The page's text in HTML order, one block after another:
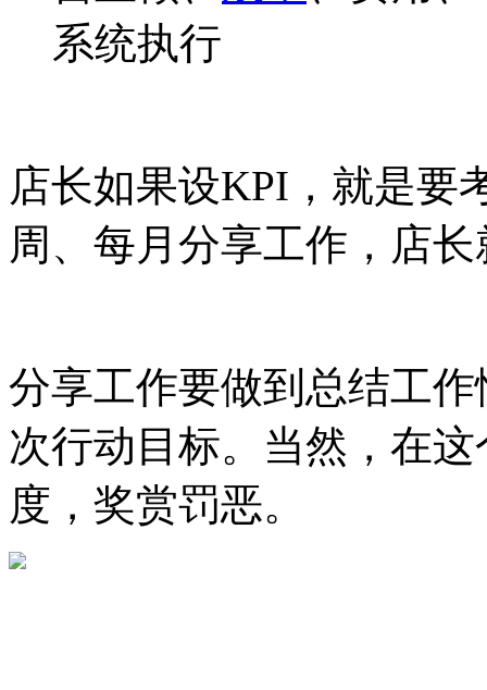
系统执行
店长如果设KPI，就是要
周、每月分享工作，店
分享工作要做到总结工
次行动目标。当然，在
度，奖赏罚恶。